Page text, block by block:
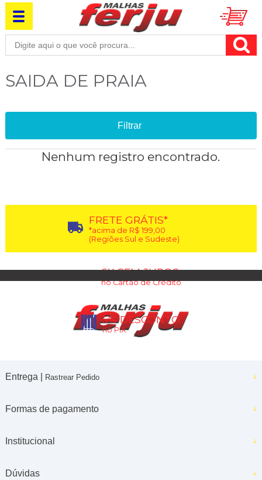
SAIDA DE PRAIA
Filtrar
Nenhum registro encontrado.
FRETE GRÁTIS*
*acima de R$ 199,00
(Regiões Sul e Sudeste)
6X SEM JUROS
no Cartão de Crédito
5% DESCONTO
no PIX
Entrega | Rastrear Pedido
Formas de pagamento
Institucional
Dúvidas